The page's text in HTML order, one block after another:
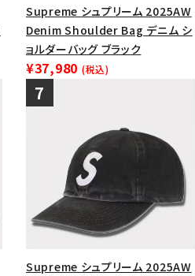
Supreme シュプリーム 2025AW
Denim Shoulder Bag デニム シ
ョルダーバッグ ブラック
¥37,980 (税込)
Supreme シュプリーム 2025AW